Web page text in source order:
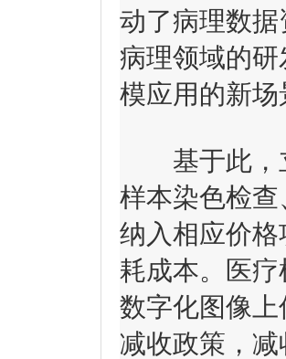
动了病理数
病理领域的
模应用的新场
基于此，立
样本染色检
纳入相应价
耗成本。医
数字化图像
减收政策，减